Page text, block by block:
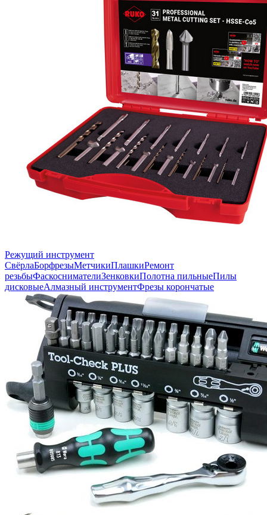
Режущий инструмент
СвёрлаБорфрезыМетчикиПлашкиРемонт
резьбыФаскоснимателиЗенковкиПолотна пильныеПилы
дисковыеАлмазный инструментФрезы корончатые